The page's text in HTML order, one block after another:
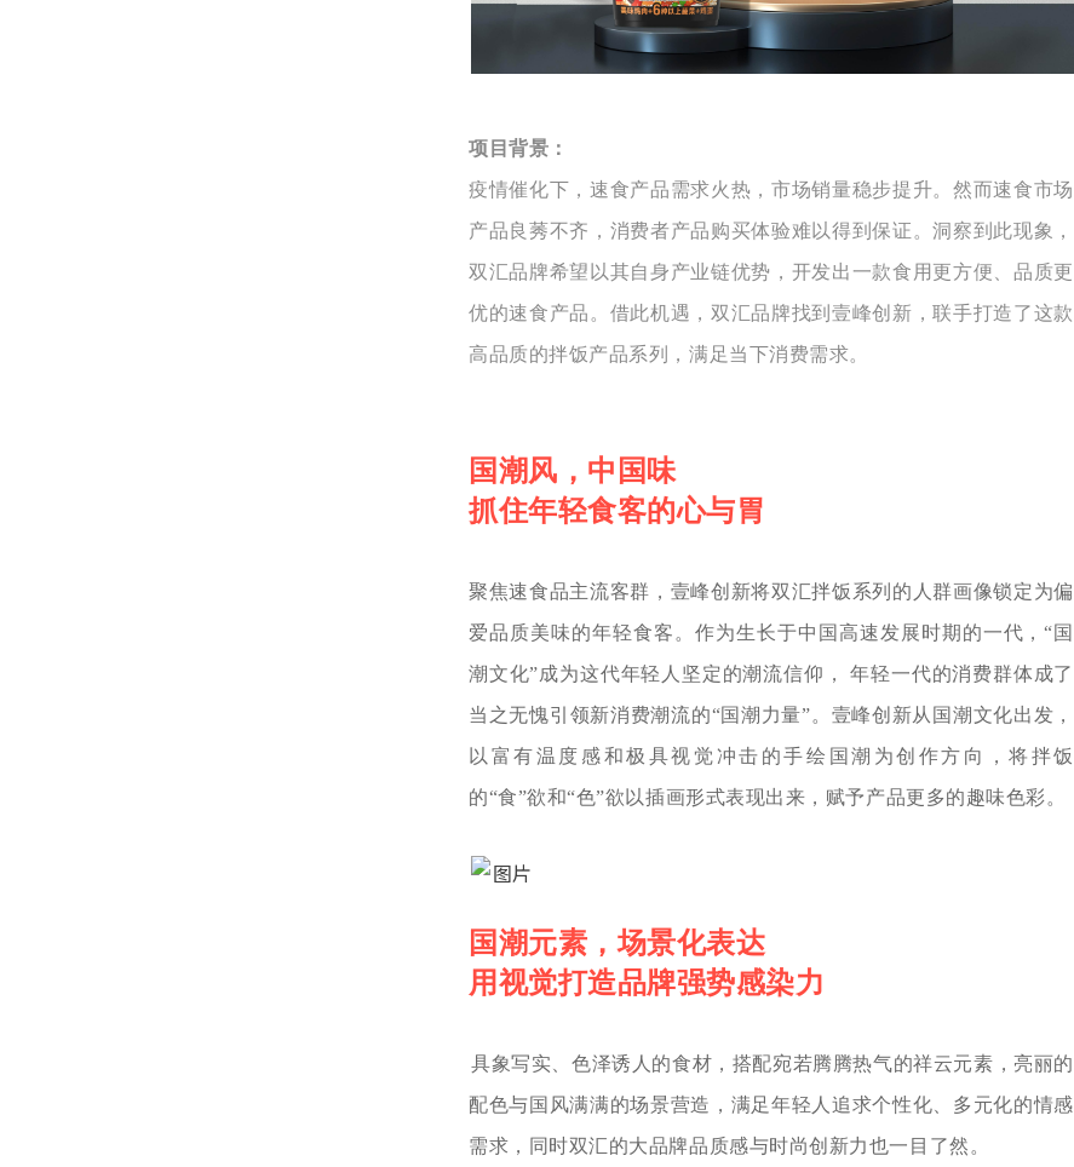
项目背景：
疫情催化下，速食产品需求火热，市场销量稳步提升。然而速食市场
产品良莠不齐，消费者产品购买体验难以得到保证。洞察到此现象，
双汇品牌希望以其自身产业链优势，开发出一款食用更方便、品质更
优的速食产品。借此机遇，双汇品牌找到壹峰创新，联手打造了这款
高品质的拌饭产品系列，满足当下消费需求。
国潮风，中国味
抓住年轻食客的心与胃
聚焦速食品主流客群，壹峰创新将双汇拌饭系列的人群画像锁定为偏
爱品质美味的年轻食客。作为生长于中国高速发展时期的一代，“国
潮文化”成为这代年轻人坚定的潮流信仰， 年轻一代的消费群体成了
当之无愧引领新消费潮流的“国潮力量”。壹峰创新从国潮文化出发，
以富有温度感和极具视觉冲击的手绘国潮为创作方向，将拌饭
的“食”欲和“色”欲以插画形式表现出来，赋予产品更多的趣味色彩。
国潮元素，场景化表达
用视觉打造品牌强势感染力
具象写实、色泽诱人的食材，搭配宛若腾腾热气的祥云元素，亮丽的
配色与国风满满的场景营造，满足年轻人追求个性化、多元化的情感
需求，同时双汇的大品牌品质感与时尚创新力也一目了然。